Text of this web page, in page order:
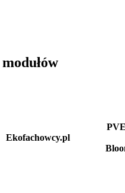
Ekofachowcy.pl